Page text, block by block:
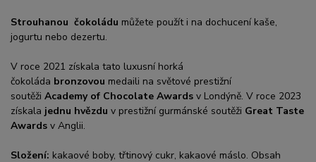
Strouhanou čokoládu můžete použít i na dochucení kaše,
jogurtu nebo dezertu.
V roce 2021 získala tato luxusní horká
čokoláda bronzovou medaili na světové prestižní
soutěži Academy of Chocolate Awards v Londýně. V roce 2023
získala jednu hvězdu v prestižní gurmánské soutěži Great Taste
Awards v Anglii.
Složení: kakaové boby, třtinový cukr, kakaové máslo. Obsah